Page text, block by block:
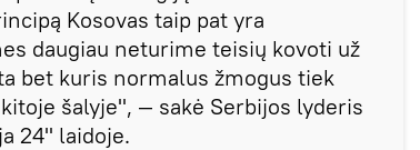
Kosovas taip pat yra
daugiau neturime teisių kovoti už
bet kuris normalus žmogus tiek
šalyje", — sakė Serbijos lyderis
24" laidoje.